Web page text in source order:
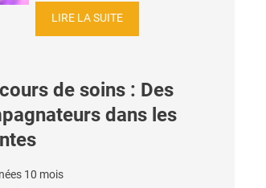
LIRE LA SUITE
de soins : Des
dans les
10 mois